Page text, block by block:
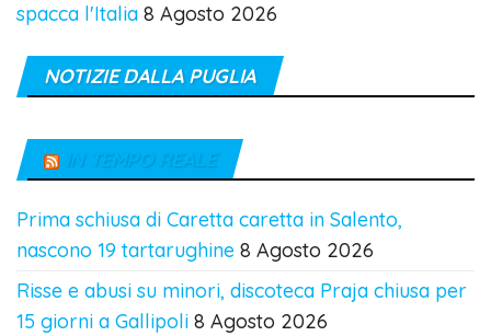
spacca l'Italia 8 Agosto 2026
NOTIZIE DALLA PUGLIA
IN TEMPO REALE
Prima schiusa di Caretta caretta in Salento,
nascono 19 tartarughine 8 Agosto 2026
Risse e abusi su minori, discoteca Praja chiusa per
15 giorni a Gallipoli 8 Agosto 2026